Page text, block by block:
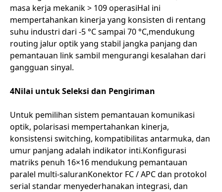
masa kerja mekanik > 109 operasiHal ini
mempertahankan kinerja yang konsisten di rentang
suhu industri dari -5 °C sampai 70 °C,mendukung
routing jalur optik yang stabil jangka panjang dan
pemantauan link sambil mengurangi kesalahan dari
gangguan sinyal.
4Nilai untuk Seleksi dan Pengiriman
Untuk pemilihan sistem pemantauan komunikasi
optik, polarisasi mempertahankan kinerja,
konsistensi switching, kompatibilitas antarmuka, dan
umur panjang adalah indikator inti.Konfigurasi
matriks penuh 16×16 mendukung pemantauan
paralel multi-saluranKonektor FC / APC dan protokol
serial standar menyederhanakan integrasi, dan